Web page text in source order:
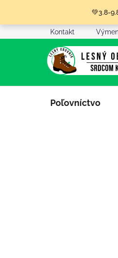
obsah
💚3.8-
Kontakt
Poľovníctvo